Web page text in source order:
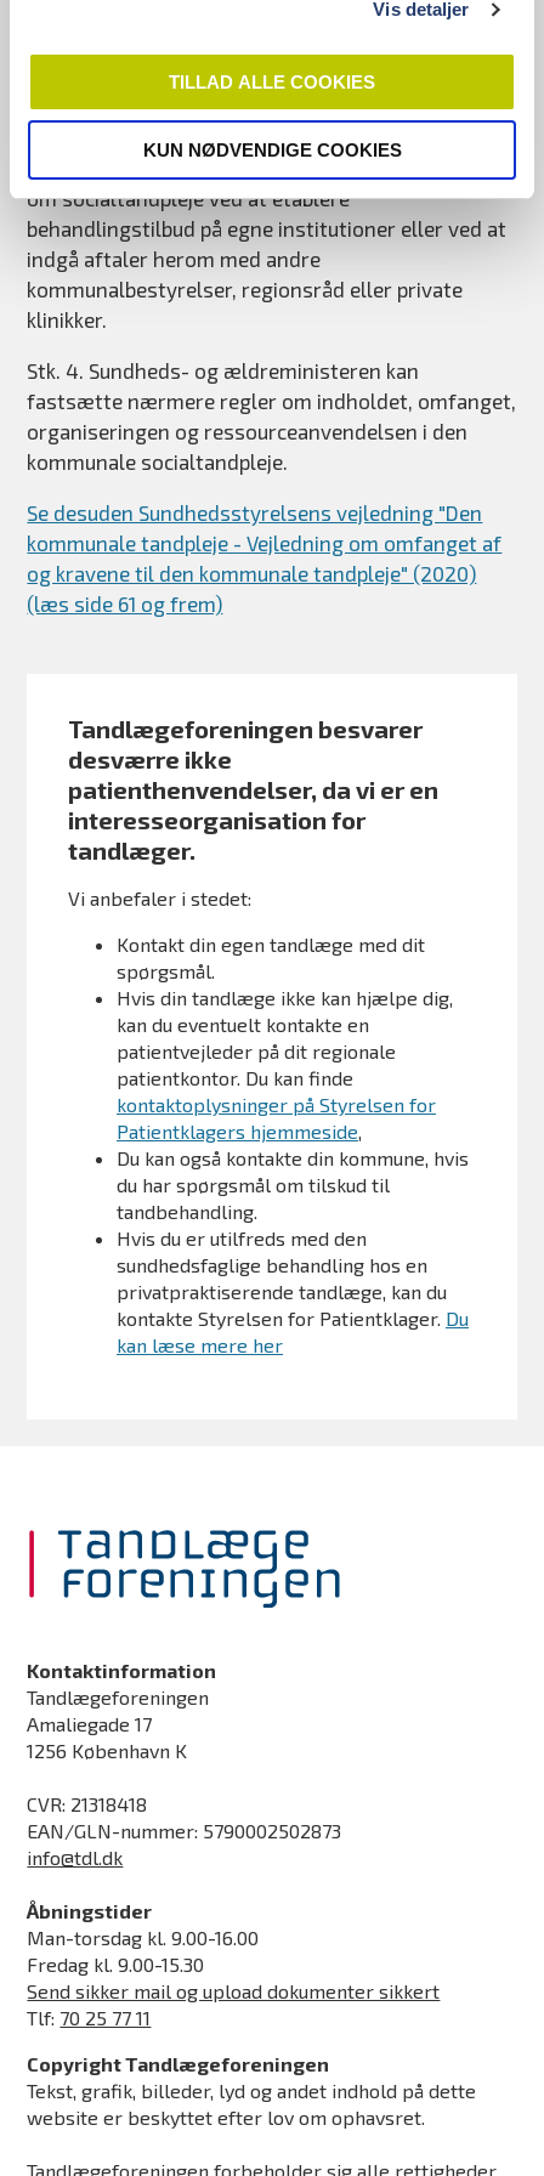
Vis detaljer
TILLAD ALLE COOKIES
KUN NØDVENDIGE COOKIES
borgere, der ikke er omfattet af stk. 1, og som ikke
kan udnytte de almindelige tandplejetilbud grundet
særlige sociale problemer.
om socialtandpleje ved at etablere
behandlingstilbud på egne institutioner eller ved at
indgå aftaler herom med andre
kommunalbestyrelser, regionsråd eller private
klinikker.
Stk. 4. Sundheds- og ældreministeren kan
fastsætte nærmere regler om indholdet, omfanget,
organiseringen og ressourceanvendelsen i den
kommunale socialtandpleje.
Se desuden Sundhedsstyrelsens vejledning "Den
kommunale tandpleje - Vejledning om omfanget af
og kravene til den kommunale tandpleje" (2020)
(læs side 61 og frem)
Tandlægeforeningen besvarer
desværre ikke
patienthenvendelser, da vi er en
interesseorganisation for
tandlæger.
Vi anbefaler i stedet:
Kontakt din egen tandlæge med dit
spørgsmål.
Hvis din tandlæge ikke kan hjælpe dig,
kan du eventuelt kontakte en
patientvejleder på dit regionale
patientkontor. Du kan finde
kontaktoplysninger på Styrelsen for
Patientklagers hjemmeside,
Du kan også kontakte din kommune, hvis
du har spørgsmål om tilskud til
tandbehandling.
Hvis du er utilfreds med den
sundhedsfaglige behandling hos en
privatpraktiserende tandlæge, kan du
kontakte Styrelsen for Patientklager. Du
kan læse mere her
Kontaktinformation
Tandlægeforeningen
Amaliegade 17
1256 København K
CVR: 21318418
EAN/GLN-nummer: 5790002502873
info@tdl.dk
Åbningstider
Man-torsdag kl. 9.00-16.00
Fredag kl. 9.00-15.30
Send sikker mail og upload dokumenter sikkert
Tlf: 70 25 77 11
Copyright Tandlægeforeningen
Tekst, grafik, billeder, lyd og andet indhold på dette
website er beskyttet efter lov om ophavsret.
Tandlægeforeningen forbeholder sig alle rettigheder